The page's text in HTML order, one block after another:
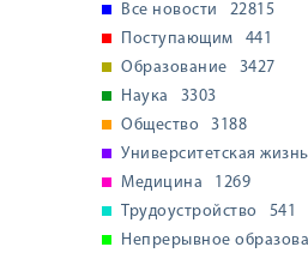
Все новости
22815
Поступающим
441
Образование
3427
Наука
3303
Общество
3188
Университетская жизнь
Медицина
1269
Трудоустройство
541
Непрерывное